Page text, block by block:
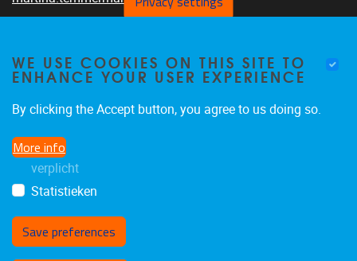
WE USE COOKIES ON THIS SITE TO
ENHANCE YOUR USER EXPERIENCE
By clicking the Accept button, you agree to us doing so.
More info
verplicht
Statistieken
Save preferences